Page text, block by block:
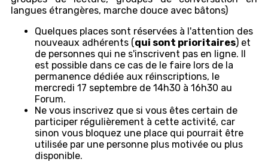
langues étrangères, marche douce avec bâtons)
Quelques places sont réservées à l'attention des
nouveaux adhérents (qui sont prioritaires) et
de personnes qui ne s'inscrivent pas en ligne. Il
est possible dans ce cas de le faire lors de la
permanence dédiée aux réinscriptions, le
mercredi 17 septembre de 14h30 à 16h30 au
Forum.
Ne vous inscrivez que si vous êtes certain de
participer régulièrement à cette activité, car
sinon vous bloquez une place qui pourrait être
utilisée par une personne plus motivée ou plus
disponible.